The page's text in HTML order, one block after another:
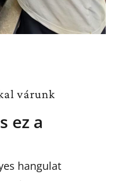
várunk
ez a
hangulat